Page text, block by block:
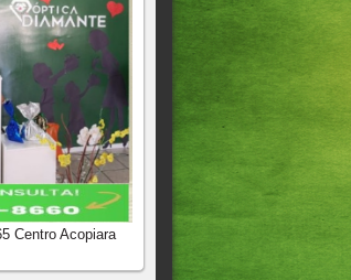
Centro Acopiara